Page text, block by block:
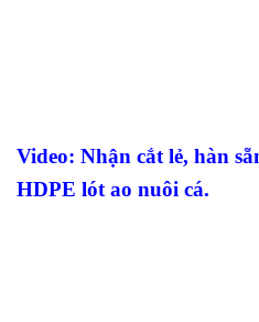
Video: Nhận cắt lẻ, hàn
HDPE lót ao nuôi cá.